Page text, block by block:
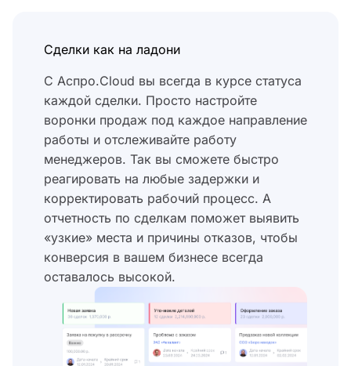
Сделки как на ладони
С Аспро.Cloud вы всегда в курсе статуса
каждой сделки. Просто настройте
воронки продаж под каждое направление
работы и отслеживайте работу
менеджеров. Так вы сможете быстро
реагировать на любые задержки и
корректировать рабочий процесс. А
отчетность по сделкам поможет выявить
«узкие» места и причины отказов, чтобы
конверсия в вашем бизнесе всегда
оставалось высокой.